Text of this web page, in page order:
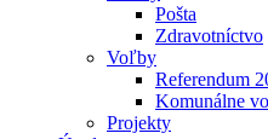
Pošta
Zdravotníctvo
Voľby
Referendum
Komunálne
Projekty